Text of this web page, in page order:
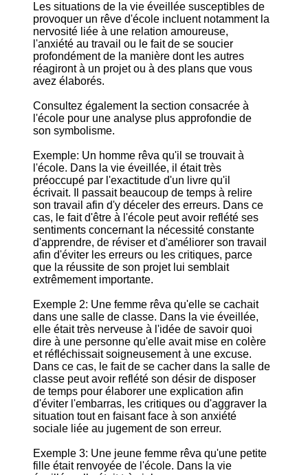
Les situations de la vie éveillée susceptibles de
provoquer un rêve d'école incluent notamment la
nervosité liée à une relation amoureuse,
l'anxiété au travail ou le fait de se soucier
profondément de la manière dont les autres
réagiront à un projet ou à des plans que vous
avez élaborés.
Consultez également la section consacrée à
l'école pour une analyse plus approfondie de
son symbolisme.
Exemple: Un homme rêva qu'il se trouvait à
l'école. Dans la vie éveillée, il était très
préoccupé par l'exactitude d'un livre qu'il
écrivait. Il passait beaucoup de temps à relire
son travail afin d'y déceler des erreurs. Dans ce
cas, le fait d'être à l'école peut avoir reflété ses
sentiments concernant la nécessité constante
d'apprendre, de réviser et d'améliorer son travail
afin d'éviter les erreurs ou les critiques, parce
que la réussite de son projet lui semblait
extrêmement importante.
Exemple 2: Une femme rêva qu'elle se cachait
dans une salle de classe. Dans la vie éveillée,
elle était très nerveuse à l'idée de savoir quoi
dire à une personne qu'elle avait mise en colère
et réfléchissait soigneusement à une excuse.
Dans ce cas, le fait de se cacher dans la salle de
classe peut avoir reflété son désir de disposer
de temps pour élaborer une explication afin
d'éviter l'embarras, les critiques ou d'aggraver la
situation tout en faisant face à son anxiété
sociale liée au jugement de son erreur.
Exemple 3: Une jeune femme rêva qu'une petite
fille était renvoyée de l'école. Dans la vie